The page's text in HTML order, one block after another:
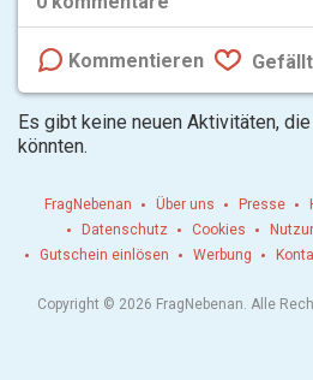
Kommentieren
Es gibt keine neuen Aktivitäten,
könnten.
FragNebenan Über uns Presse
Datenschutz
Cookies
Gutschein einlösen
Werbung
Copyright © 2026 FragNebenan. Alle